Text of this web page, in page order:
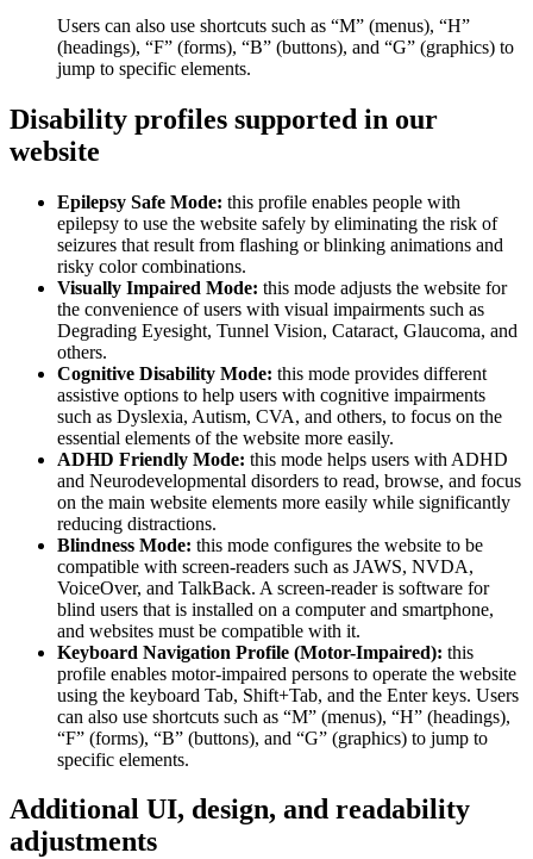
Users can also use shortcuts such as “M” (menus), “H”
(headings), “F” (forms), “B” (buttons), and “G” (graphics) to
jump to specific elements.
Disability profiles supported in our
website
Epilepsy Safe Mode: this profile enables people with
epilepsy to use the website safely by eliminating the risk of
seizures that result from flashing or blinking animations and
risky color combinations.
Visually Impaired Mode: this mode adjusts the website for
the convenience of users with visual impairments such as
Degrading Eyesight, Tunnel Vision, Cataract, Glaucoma, and
others.
Cognitive Disability Mode: this mode provides different
assistive options to help users with cognitive impairments
such as Dyslexia, Autism, CVA, and others, to focus on the
essential elements of the website more easily.
ADHD Friendly Mode: this mode helps users with ADHD
and Neurodevelopmental disorders to read, browse, and focus
on the main website elements more easily while significantly
reducing distractions.
Blindness Mode: this mode configures the website to be
compatible with screen-readers such as JAWS, NVDA,
VoiceOver, and TalkBack. A screen-reader is software for
blind users that is installed on a computer and smartphone,
and websites must be compatible with it.
Keyboard Navigation Profile (Motor-Impaired): this
profile enables motor-impaired persons to operate the website
using the keyboard Tab, Shift+Tab, and the Enter keys. Users
can also use shortcuts such as “M” (menus), “H” (headings),
“F” (forms), “B” (buttons), and “G” (graphics) to jump to
specific elements.
Additional UI, design, and readability
adjustments